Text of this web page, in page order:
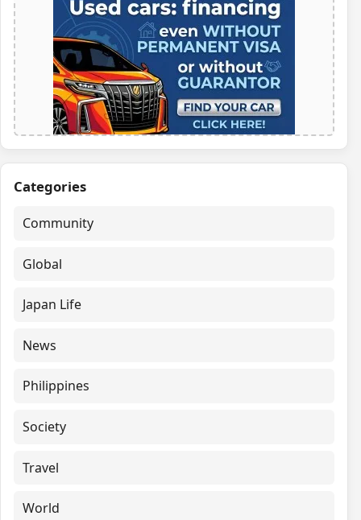
Categories
Community
Global
Japan Life
News
Philippines
Society
Travel
World